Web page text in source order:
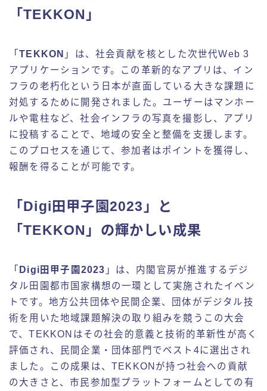
「TEKKON」
「TEKKON 」は、社会貢献を核とした次世代Web 3
アプリケーションです。この革新的なアプリは、イン
フラの老朽化という日本が直面している大きな課題に
対処するために開発されました。ユーザーはマンホー
ルや電柱など、社会インフラの写真を撮影し、アプリ
に投稿することで、地域の安全と整備を支援します。
このプロセスを通じて、参加者はポイントを獲得し、
報酬を得ることが可能です。
「Digi田甲子園2023」と
「TEKKON」の輝かしい成果
「 Digi田甲子園2023 」は、内閣官房が推進するデジ
タル田園都市国家構想の一環として実施されたイベン
トです。地方公共団体や民間企業、団体がデジタル技
術を用いた地域課題解決の取り組みを競うこの大会
で、TEKKONはその社会的意義と技術的革新性が高く
評価され、民間企業・団体部門でベスト4に選出され
ました。この成果は、TEKKONが持つ社会への貢献
の大きさと、市民参加型プラットフォームとしての有